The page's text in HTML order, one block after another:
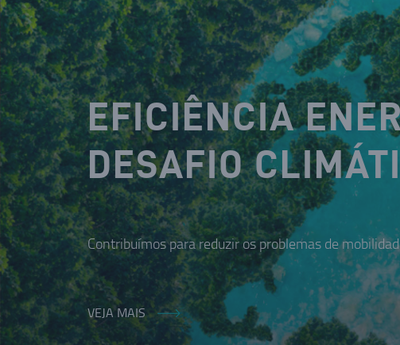
EFICIÊNCIA
DESAFIO
Contribuímos para reduzir os problemas de
VEJA MAIS